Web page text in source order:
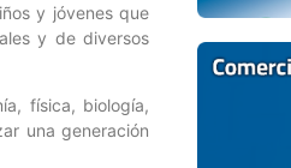
y jóvenes que
y de diversos
física, biología,
una generación